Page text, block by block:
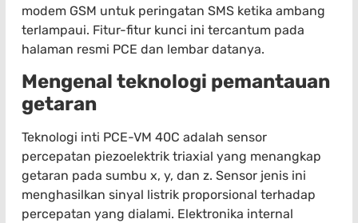
modem GSM untuk peringatan SMS ketika ambang
terlampaui. Fitur-fitur kunci ini tercantum pada
halaman resmi PCE dan lembar datanya.
Mengenal teknologi pemantauan
getaran
Teknologi inti PCE-VM 40C adalah sensor
percepatan piezoelektrik triaxial yang menangkap
getaran pada sumbu x, y, dan z. Sensor jenis ini
menghasilkan sinyal listrik proporsional terhadap
percepatan yang dialami. Elektronika internal